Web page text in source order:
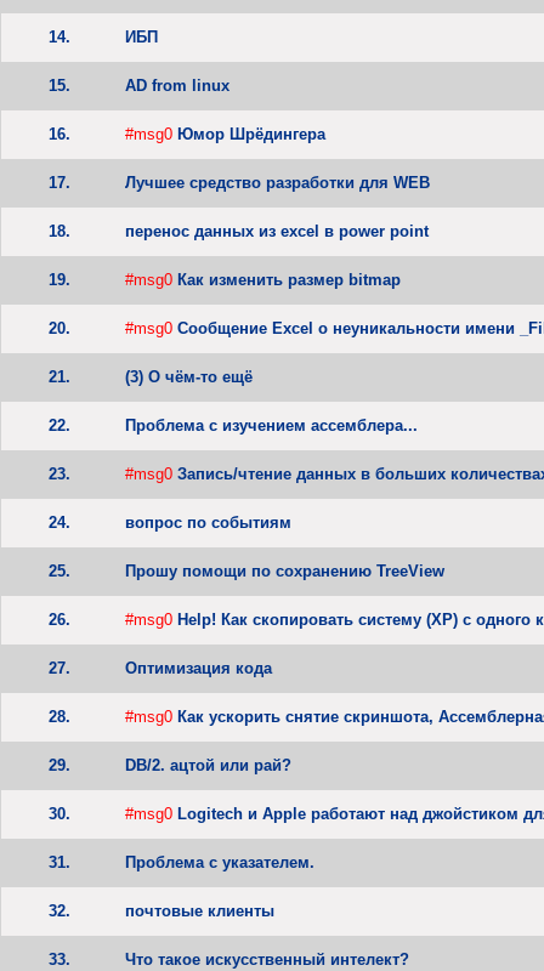
14. ИБП
15. AD from linux
16. #msg0 Юмор Шрёдингера
17. Лучшее средство разработки для WEB
18. перенос данных из excel в power point
19. #msg0 Как изменить размер bitmap
20. #msg0 Сообщение Excel о неуникальности имени
21. (3) О чём-то ещё
22. Проблема с изучением ассемблера...
23. #msg0 Запись/чтение данных в больших
24. вопрос по событиям
25. Прошу помощи по сохранению TreeView
26. #msg0 Help! Как скопировать систему (ХР) с одного
27. Оптимизация кода
28. #msg0 Как ускорить снятие скриншота,
29. DB/2. ацтой или рай?
30. #msg0 Logitech и Apple работают над джойстиком
31. Проблема с указателем.
32. почтовые клиенты
33. Что такое искусственный интелект?